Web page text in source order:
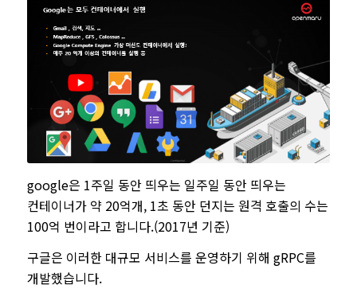
google은 1주일 동안 띄우는 일주일 동안 띄우는
컨테이너가 약 20억개, 1초 동안 던지는 원격 호출의 수는
100억 번이라고 합니다.(2017년 기준)
구글은 이러한 대규모 서비스를 운영하기 위해 gRPC를
개발했습니다.